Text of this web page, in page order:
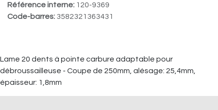
Référence interne: 120-9369
Code-barres: 3582321363431
Lame 20 dents à pointe carbure adaptable pour
débroussailleuse - Coupe de 250mm, alésage: 25,4mm,
épaisseur: 1,8mm